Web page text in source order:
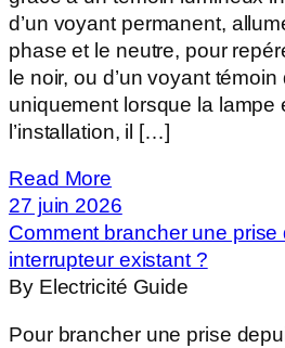
d’un voyant permanent,
phase et le neutre, pour
le noir, ou d’un voyant témoin
uniquement lorsque la lampe
l’installation, il […]
Read More
27 juin 2026
Comment brancher une prise
interrupteur existant ?
By Electricité Guide
Pour brancher une prise